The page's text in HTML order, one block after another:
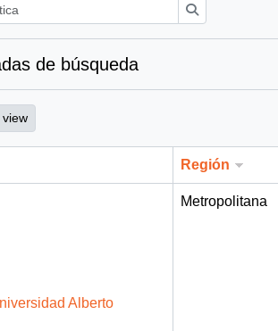
de búsqueda
view
Región
Alberto
Metropolitana